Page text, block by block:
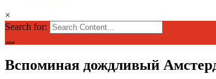
×
Search for:
Вспоминая дождливый